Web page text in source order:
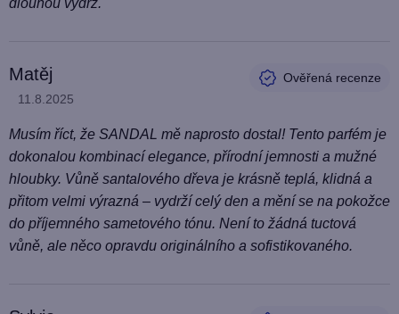
Matěj
Hodnocení produktu je 5 z 5 hvězdiček.
11.8.2025
Musím říct, že SANDAL mě naprosto dostal! Tento parfém je
dokonalou kombinací elegance, přírodní jemnosti a mužné
hloubky. Vůně santalového dřeva je krásně teplá, klidná a
přitom velmi výrazná – vydrží celý den a mění se na pokožce
do příjemného sametového tónu. Není to žádná tuctová
vůně, ale něco opravdu originálního a sofistikovaného.